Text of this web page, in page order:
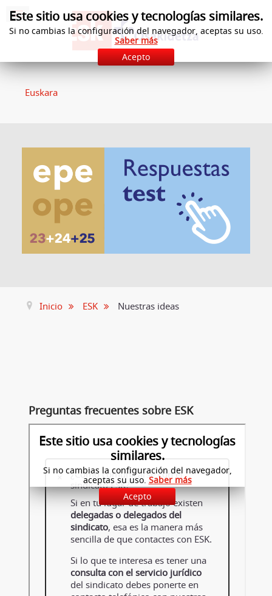
Euskara
Inicio ESK Nuestras ideas
Preguntas frecuentes sobre ESK
Este sitio usa cookies y tecnologías similares.
Si no cambias la configuración del navegador, aceptas su uso.
Saber más
Acepto